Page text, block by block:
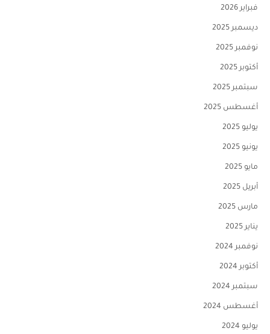
فبراير 2026
ديسمبر 2025
نوفمبر 2025
أكتوبر 2025
سبتمبر 2025
أغسطس 2025
يوليو 2025
يونيو 2025
مايو 2025
أبريل 2025
مارس 2025
يناير 2025
نوفمبر 2024
أكتوبر 2024
سبتمبر 2024
أغسطس 2024
يوليو 2024